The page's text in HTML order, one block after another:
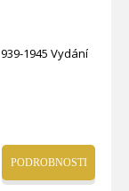
Vydání
PODROBNOSTI